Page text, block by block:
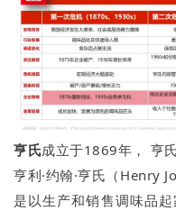
亨氏成立于1869年， 亨
亨利·约翰·亨氏（Henry
是以生产和销售调味品